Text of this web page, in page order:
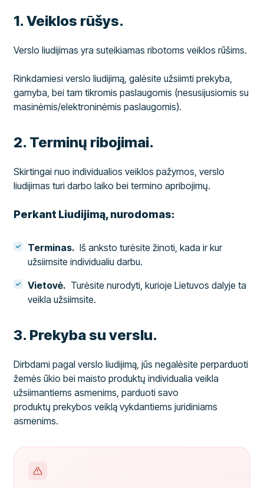
​1. Veiklos rūšys.
Verslo liudijimas yra suteikiamas ribotoms veiklos rūšims.
Rinkdamiesi verslo liudijimą, galėsite užsiimti prekyba,
gamyba, bei tam tikromis paslaugomis (nesusijusiomis su
masinėmis/elektroninėmis paslaugomis).
​2. Terminų ribojimai.
Skirtingai nuo individualios veiklos pažymos, verslo
liudijimas turi darbo laiko bei termino apribojimų.
Perkant Liudijimą, nurodomas:
Terminas. Iš anksto turėsite žinoti, kada ir kur
užsiimsite individualiu darbu.
Vietovė. Turėsite nurodyti, kurioje Lietuvos dalyje ta
veikla užsiimsite.
​3. Prekyba su verslu.
Dirbdami pagal verslo liudijimą, jūs negalėsite perparduoti
žemės ūkio bei maisto produktų individualia veikla
užsiimantiems asmenims, parduoti savo
produktų prekybos veiklą vykdantiems juridiniams
asmenims.